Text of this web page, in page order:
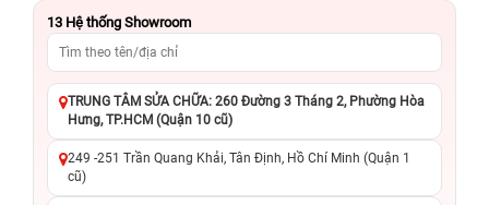
13 Hệ thống Showroom
TRUNG TÂM SỬA CHỮA: 260 Đường 3 Tháng 2, Phường Hòa
Hưng, TP.HCM (Quận 10 cũ)
249 -251 Trần Quang Khải, Tân Định, Hồ Chí Minh (Quận 1
cũ)